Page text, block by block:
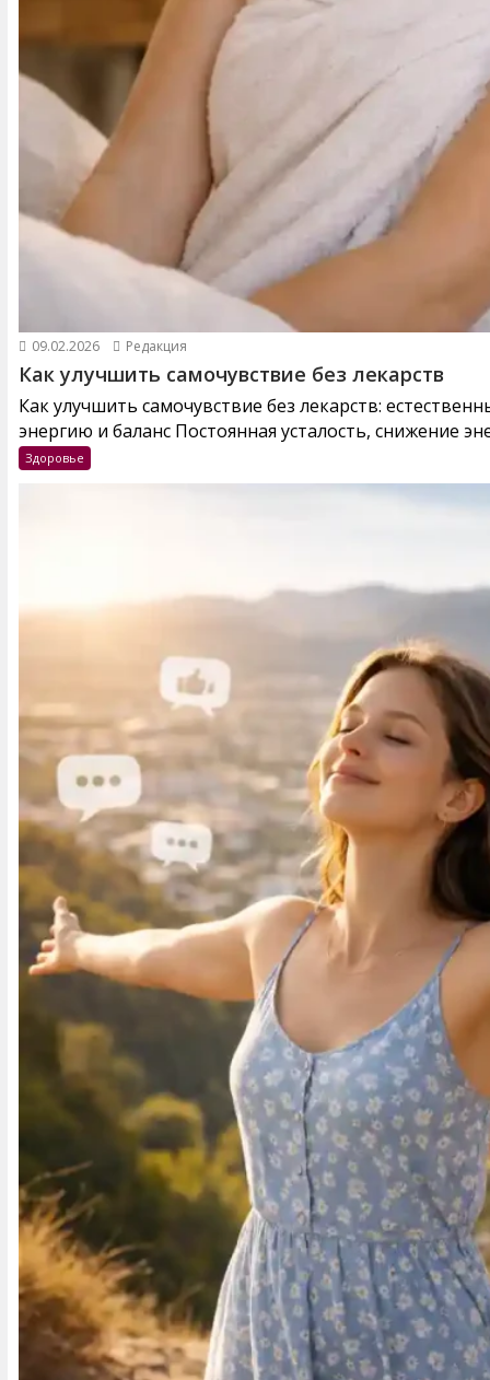
09.02.2026 Редакция
Как улучшить самочувствие без лекарств
Как улучшить самочувствие без лекарств:
энергию и баланс Постоянная усталость, снижение
Здоровье